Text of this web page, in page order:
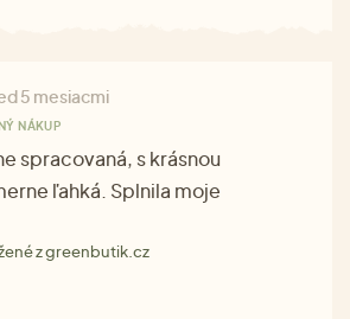
5 mesiacmi
NÁKUP
spracovaná, s krásnou
ľahká. Splnila moje
z greenbutik.cz